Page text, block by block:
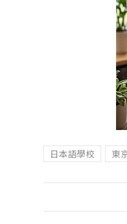
日本語學校 東